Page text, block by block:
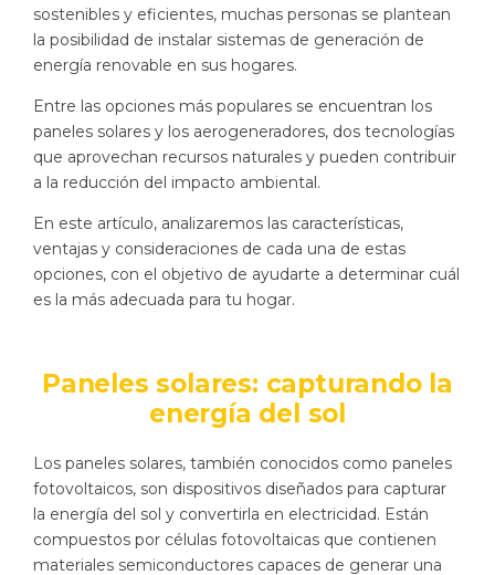
sostenibles y eficientes, muchas personas se plantean
la posibilidad de instalar sistemas de generación de
energía renovable en sus hogares.
Entre las opciones más populares se encuentran los
paneles solares y los aerogeneradores, dos tecnologías
que aprovechan recursos naturales y pueden contribuir
a la reducción del impacto ambiental.
En este artículo, analizaremos las características,
ventajas y consideraciones de cada una de estas
opciones, con el objetivo de ayudarte a determinar cuál
es la más adecuada para tu hogar.
Paneles solares: capturando la
energía del sol
Los paneles solares, también conocidos como paneles
fotovoltaicos, son dispositivos diseñados para capturar
la energía del sol y convertirla en electricidad. Están
compuestos por células fotovoltaicas que contienen
materiales semiconductores capaces de generar una